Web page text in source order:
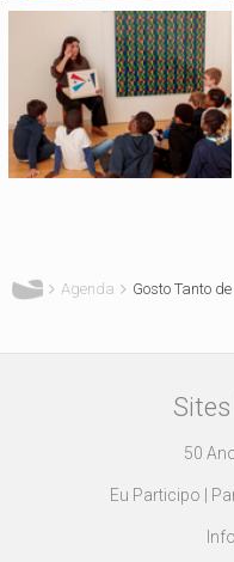
Agenda Gosto Tanto
50
Eu Participo |